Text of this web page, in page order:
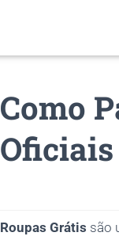
Como
Roupas Grátis são